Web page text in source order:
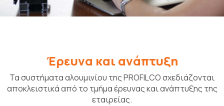
Έρευνα και ανάπτυξη
Τα συστήματα αλουμινίου της PROFILCO σχεδιάζονται
αποκλειστικά από το τμήμα έρευνας και ανάπτυξης της
εταιρείας.